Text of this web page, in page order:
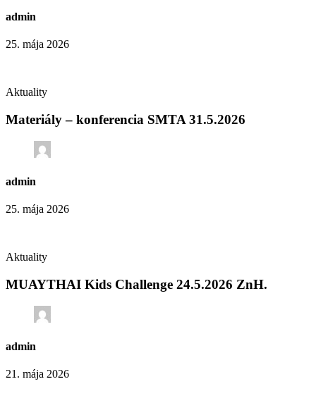
admin
25. mája 2026
Aktuality
Materiály – konferencia SMTA 31.5.2026
admin
25. mája 2026
Aktuality
MUAYTHAI Kids Challenge 24.5.2026 ZnH.
admin
21. mája 2026